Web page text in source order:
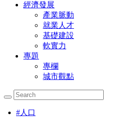
經濟發展
產業脈動
就業人才
基礎建設
軟實力
專題
專欄
城市觀點
#人口